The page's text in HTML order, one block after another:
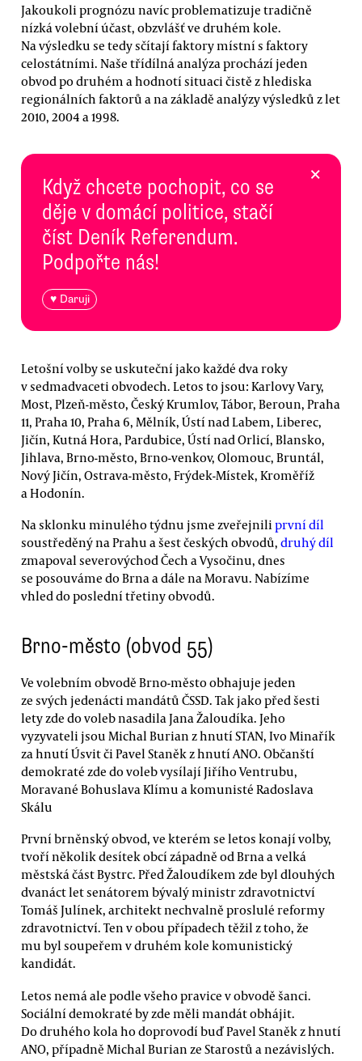
Jakoukoli prognózu navíc problematizuje tradičně
nízká volební účast, obzvlášť ve druhém kole.
Na výsledku se tedy sčítají faktory místní s faktory
celostátními. Naše třídílná analýza prochází jeden
obvod po druhém a hodnotí situaci čistě z hlediska
regionálních faktorů a na základě analýzy výsledků z let
2010, 2004 a 1998.
Když chcete pochopit, co se
děje v domácí politice, stačí
číst Deník Referendum.
Podpořte nás!
♥ Daruji
×
Letošní volby se uskuteční jako každé dva roky
v sedmadvaceti obvodech. Letos to jsou: Karlovy Vary,
Most, Plzeň-město, Český Krumlov, Tábor, Beroun, Praha
11, Praha 10, Praha 6, Mělník, Ústí nad Labem, Liberec,
Jičín, Kutná Hora, Pardubice, Ústí nad Orlicí, Blansko,
Jihlava, Brno-město, Brno-venkov, Olomouc, Bruntál,
Nový Jičín, Ostrava-město, Frýdek-Místek, Kroměříž
a Hodonín.
Na sklonku minulého týdnu jsme zveřejnili první díl
soustředěný na Prahu a šest českých obvodů, druhý díl
zmapoval severovýchod Čech a Vysočinu, dnes
se posouváme do Brna a dále na Moravu. Nabízíme
vhled do poslední třetiny obvodů.
Brno-město (obvod 55)
Ve volebním obvodě Brno-město obhajuje jeden
ze svých jedenácti mandátů ČSSD. Tak jako před šesti
lety zde do voleb nasadila Jana Žaloudíka. Jeho
vyzyvateli jsou Michal Burian z hnutí STAN, Ivo Minařík
za hnutí Úsvit či Pavel Staněk z hnutí ANO. Občanští
demokraté zde do voleb vysílají Jiřího Ventrubu,
Moravané Bohuslava Klímu a komunisté Radoslava
Skálu
První brněnský obvod, ve kterém se letos konají volby,
tvoří několik desítek obcí západně od Brna a velká
městská část Bystrc. Před Žaloudíkem zde byl dlouhých
dvanáct let senátorem bývalý ministr zdravotnictví
Tomáš Julínek, architekt nechvalně proslulé reformy
zdravotnictví. Ten v obou případech těžil z toho, že
mu byl soupeřem v druhém kole komunistický
kandidát.
Letos nemá ale podle všeho pravice v obvodě šanci.
Sociální demokraté by zde měli mandát obhájit.
Do druhého kola ho doprovodí buď Pavel Staněk z hnutí
ANO, případně Michal Burian ze Starostů a nezávislých.